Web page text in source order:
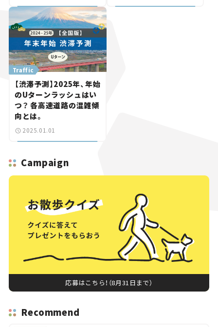
Traffic
【渋滞予測】2025年、年始
のUターンラッシュはい
つ？ 各高速道路の混雑傾
向とは。
2025.01.01
Campaign
応募はこちら！（8月31日まで）
Recommend